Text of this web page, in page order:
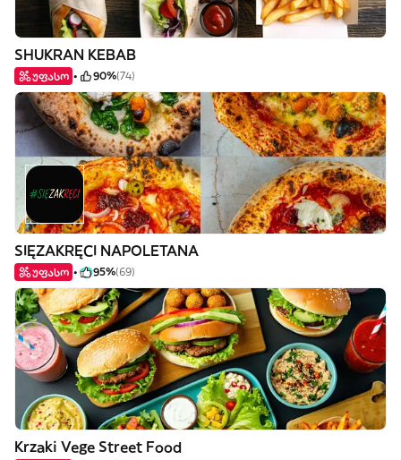
SHUKRAN KEBAB
უფასო 90%(74)
SIĘZAKRĘCI NAPOLETANA
უფასო 95%(69)
Krzaki Vege Street Food